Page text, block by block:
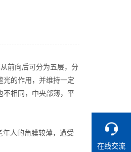
前向后可分为五层，分
光的作用，并维持一定
不相同，中央部薄，平
年人的角膜较薄，遭受
在线交流